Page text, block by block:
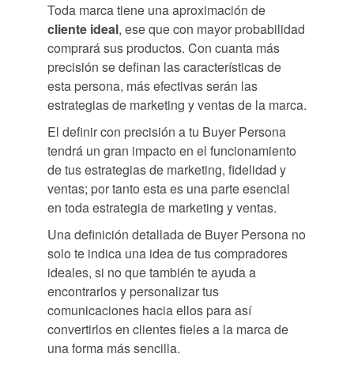
Toda marca tiene una aproximación de
cliente ideal, ese que con mayor probabilidad
comprará sus productos. Con cuanta más
precisión se definan las características de
esta persona, más efectivas serán las
estrategias de marketing y ventas de la marca.
El definir con precisión a tu Buyer Persona
tendrá un gran impacto en el funcionamiento
de tus estrategias de marketing, fidelidad y
ventas; por tanto esta es una parte esencial
en toda estrategia de marketing y ventas.
Una definición detallada de Buyer Persona no
solo te indica una idea de tus compradores
ideales, si no que también te ayuda a
encontrarlos y personalizar tus
comunicaciones hacia ellos para así
convertirlos en clientes fieles a la marca de
una forma más sencilla.